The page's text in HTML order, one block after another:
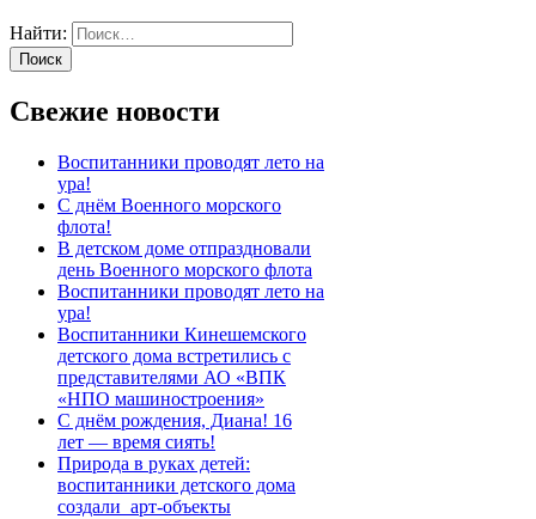
гепатитом 28 июля)
Найти:
Свежие новости
Воспитанники проводят лето на
ура!
С днём Военного морского
флота!
В детском доме отпраздновали
день Военного морского флота
Воспитанники проводят лето на
ура!
Воспитанники Кинешемского
детского дома встретились с
представителями АО «ВПК
«НПО машиностроения»
С днём рождения, Диана! 16
лет — время сиять!
Природа в руках детей:
воспитанники детского дома
создали арт-объекты